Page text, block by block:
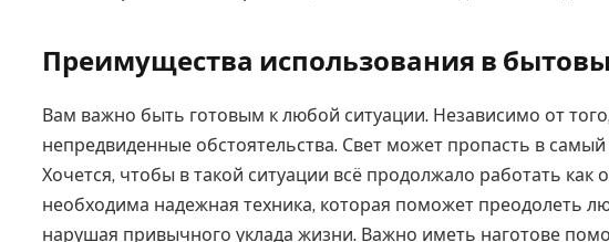
Преимущества использования в
Вам важно быть готовым к любой ситуации. Независимо от
непредвиденные обстоятельства. Свет может пропасть в
Хочется, чтобы в такой ситуации всё продолжало работать как
необходима надежная техника, которая поможет преодолеть
нарушая привычного уклада жизни. Важно иметь наготове